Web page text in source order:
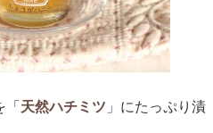
「天然ハチミツ 」にたっぷり漬